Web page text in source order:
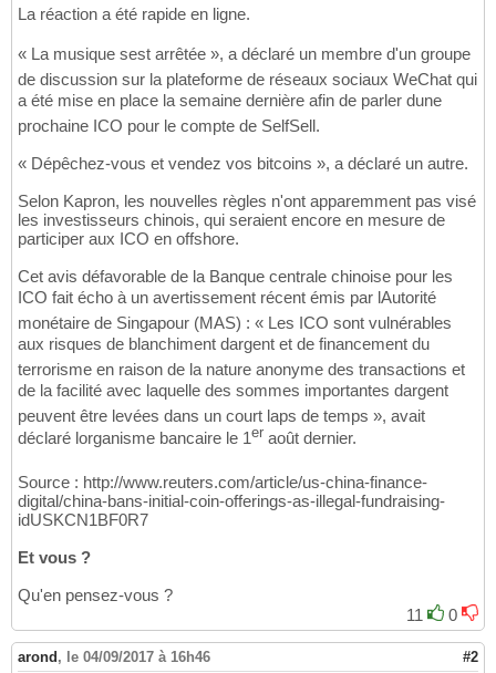
La réaction a été rapide en ligne.
« La musique sest arrêtée », a déclaré un membre d'un groupe
de discussion sur la plateforme de réseaux sociaux WeChat qui
a été mise en place la semaine dernière afin de parler dune
prochaine ICO pour le compte de SelfSell.
« Dépêchez-vous et vendez vos bitcoins », a déclaré un autre.
Selon Kapron, les nouvelles règles n'ont apparemment pas visé
les investisseurs chinois, qui seraient encore en mesure de
participer aux ICO en offshore.
Cet avis défavorable de la Banque centrale chinoise pour les
ICO fait écho à un avertissement récent émis par lAutorité
monétaire de Singapour (MAS) : « Les ICO sont vulnérables
aux risques de blanchiment dargent et de financement du
terrorisme en raison de la nature anonyme des transactions et
de la facilité avec laquelle des sommes importantes dargent
peuvent être levées dans un court laps de temps », avait
déclaré lorganisme bancaire le 1er août dernier.
Source : http://www.reuters.com/article/us-china-finance-
digital/china-bans-initial-coin-offerings-as-illegal-fundraising-
idUSKCN1BF0R7
Et vous ?
Qu'en pensez-vous ?
11
0
arond , le 04/09/2017 à 16h46 #2